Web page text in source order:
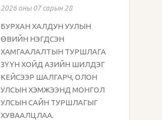
2026 оны 07 сарын 28
БУРХАН ХАЛДУН УУЛЫН
ӨВИЙН НЭГДСЭН
ХАМГААЛАЛТЫН ТУРШЛАГА
ЗҮҮН ХОЙД АЗИЙН ШИЛДЭГ
КЕЙСЭЭР ШАЛГАРЧ, ОЛОН
УЛСЫН ХЭМЖЭЭНД МОНГОЛ
УЛСЫН САЙН ТУРШЛАГЫГ
ХУВААЛЦЛАА.